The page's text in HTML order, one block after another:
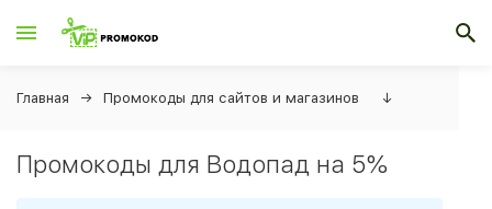
Главная Промокоды для сайтов и магазинов ↓
Промокоды для Водопад на 5%